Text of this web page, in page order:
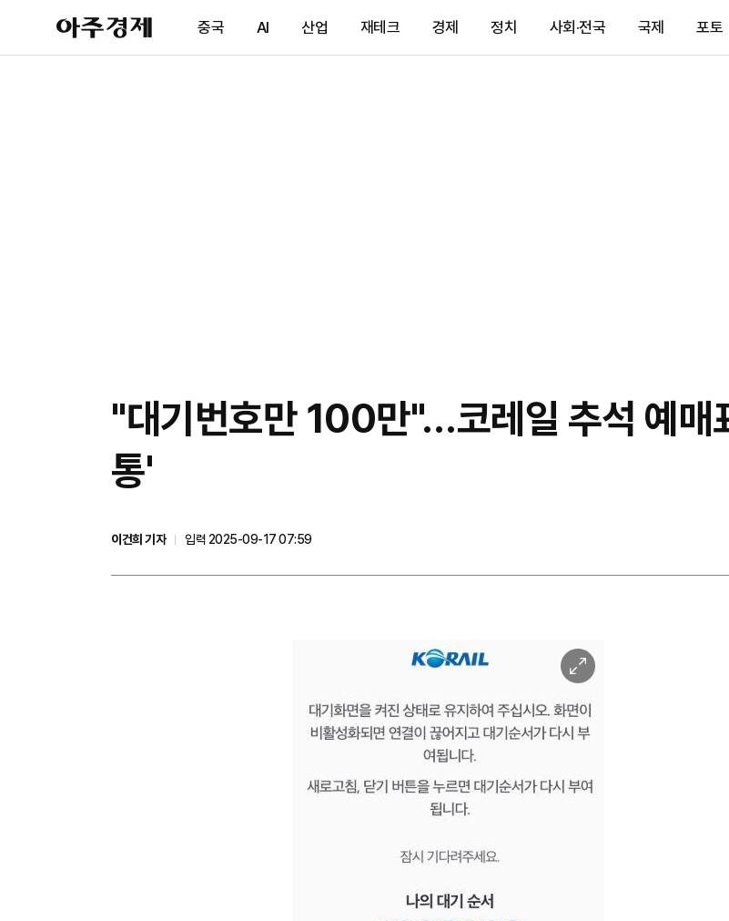
아
주
제
중국 AI 산업 재테크 경제 정치 사회·전국 국제 포토
"대기번호만 100만"…코레일 추석 예매
통'
이건희 기자
입력 2025-09-17 07:59
이
미
지
확